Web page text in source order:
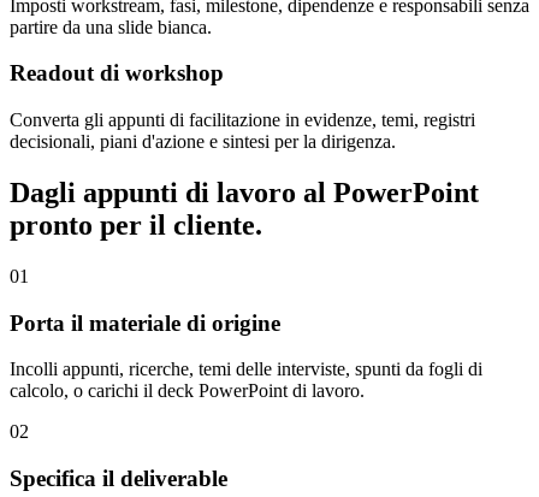
Imposti workstream, fasi, milestone, dipendenze e responsabili senza
partire da una slide bianca.
Readout di workshop
Converta gli appunti di facilitazione in evidenze, temi, registri
decisionali, piani d'azione e sintesi per la dirigenza.
Dagli appunti di lavoro al PowerPoint
pronto per il cliente.
01
Porta il materiale di origine
Incolli appunti, ricerche, temi delle interviste, spunti da fogli di
calcolo, o carichi il deck PowerPoint di lavoro.
02
Specifica il deliverable